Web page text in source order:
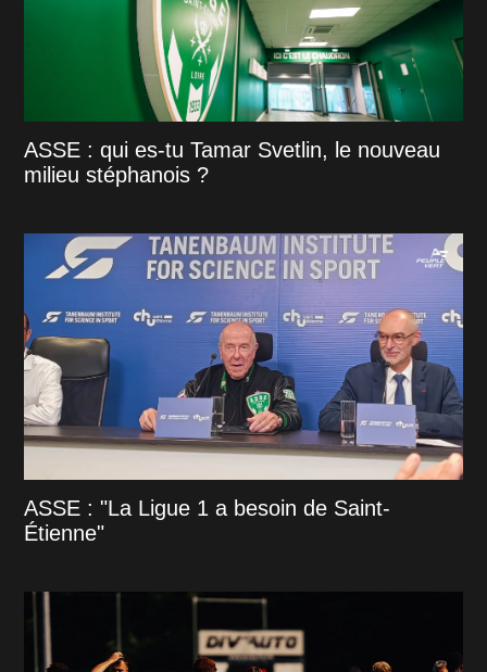
ASSE : qui es-tu Tamar Svetlin, le nouveau
milieu stéphanois ?
ASSE : "La Ligue 1 a besoin de Saint-
Étienne"